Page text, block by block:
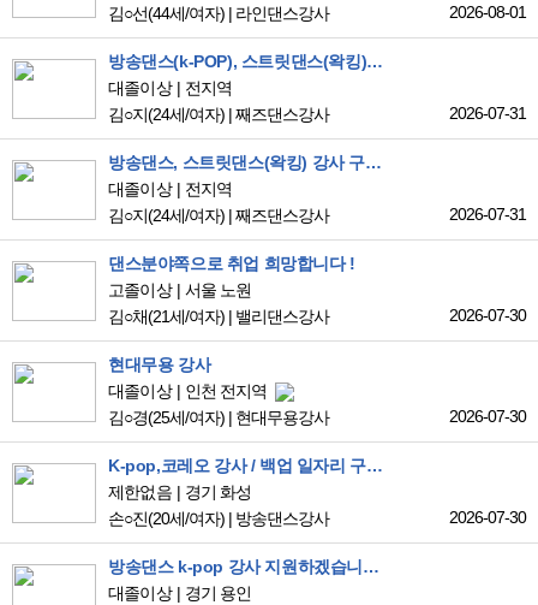
김○선(44세/여자) | 라인댄스강사 2026-08-01
방송댄스(k-POP), 스트릿댄스(왁킹) 강사 구직하고 있습니다.
대졸이상
전지역
김○지(24세/여자) |째즈댄스강사 2026-07-31
방송댄스, 스트릿댄스(왁킹) 강사 구직하고 있습니다.
대졸이상
전지역
김○지(24세/여자) |째즈댄스강사 2026-07-31
댄스분야쪽으로 취업 희망합니다 !
고졸이상
서울 노원
김○채(21세/여자) | 밸리댄스강사 2026-07-30
현대무용 강사
대졸이상
인천 전지역
김○경(25세/여자) | 현대무용강사 2026-07-30
K-pop,코레오 강사 / 백업 일자리 구인합니다!
제한없음
경기 화성
손○진(20세/여자) | 방송댄스강사 2026-07-30
방송댄스 k-pop 강사 지원하겠습니다!!
대졸이상
경기 용인